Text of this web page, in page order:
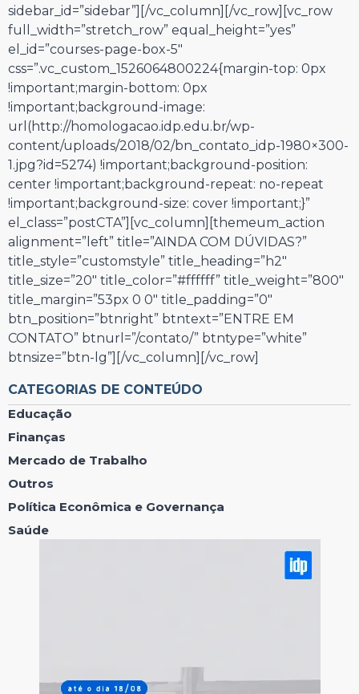
sidebar_id=”sidebar”][/vc_column][/vc_row][vc_row
full_width=”stretch_row” equal_height=”yes”
el_id=”courses-page-box-5″
css=”.vc_custom_1526064800224{margin-top: 0px
!important;margin-bottom: 0px
!important;background-image:
url(http://homologacao.idp.edu.br/wp-
content/uploads/2018/02/bn_contato_idp-1980×300-
1.jpg?id=5274) !important;background-position:
center !important;background-repeat: no-repeat
!important;background-size: cover !important;}”
el_class=”postCTA”][vc_column][themeum_action
alignment=”left” title=”AINDA COM DÚVIDAS?”
title_style=”customstyle” title_heading=”h2″
title_size=”20″ title_color=”#ffffff” title_weight=”800″
title_margin=”53px 0 0″ title_padding=”0″
btn_position=”btnright” btntext=”ENTRE EM
CONTATO” btnurl=”/contato/” btntype=”white”
btnsize=”btn-lg”][/vc_column][/vc_row]
CATEGORIAS DE CONTEÚDO
Educação
Finanças
Mercado de Trabalho
Outros
Política Econômica e Governança
Saúde